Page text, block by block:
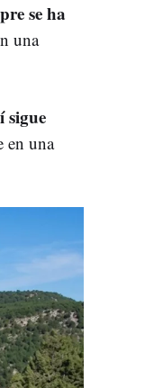
se ha
una
sigue
en una